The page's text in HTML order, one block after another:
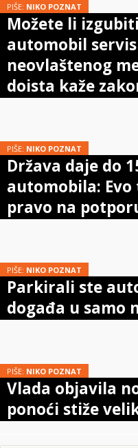
PIŠE: NIKO POZNAT
Možete li
automobil
neovlaštenog
doista kaže
PIŠE: NIKO POZNAT
Država daje do
automobila:
pravo na
PIŠE: NIKO POZNAT
Parkirali ste
događa u samo
PIŠE: NIKO POZNAT
Vlada objavila
ponoći stiže